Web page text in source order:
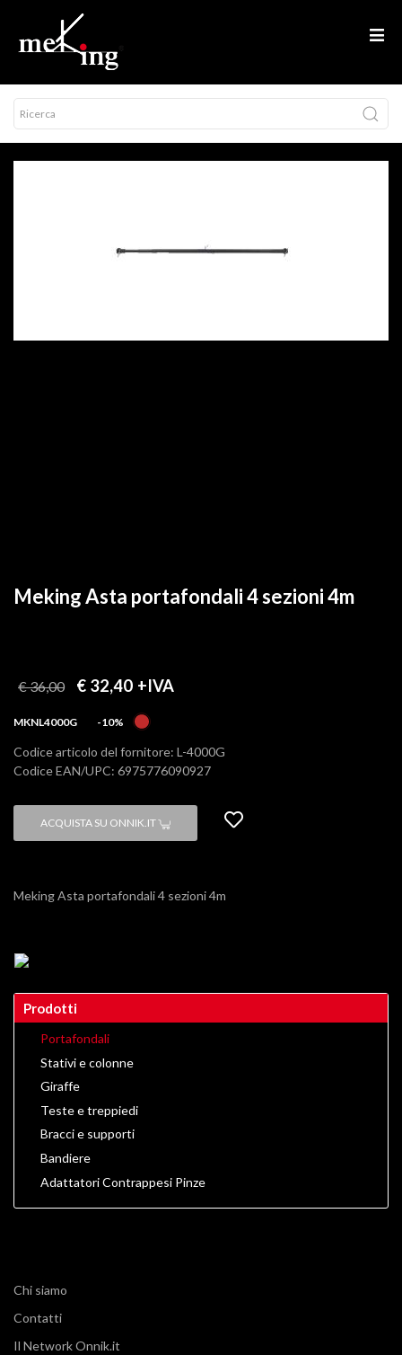
Meking Asta portafondali 4 sezioni 4m
€ 36,00 € 32,40 +IVA
MKNL4000G -10%
Codice articolo del fornitore: L-4000G
Codice EAN/UPC: 6975776090927
ACQUISTA SU ONNIK.IT
Meking Asta portafondali 4 sezioni 4m
Prodotti
Portafondali
Stativi e colonne
Giraffe
Teste e treppiedi
Bracci e supporti
Bandiere
Adattatori Contrappesi Pinze
Chi siamo
Contatti
Il Network Onnik.it